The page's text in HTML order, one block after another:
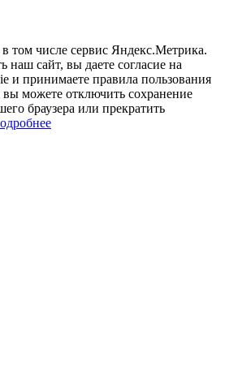
том числе сервис Яндекс.Метрика.
наш сайт, вы даете согласие на
и принимаете правила пользования
вы можете отключить сохранение
браузера или прекратить